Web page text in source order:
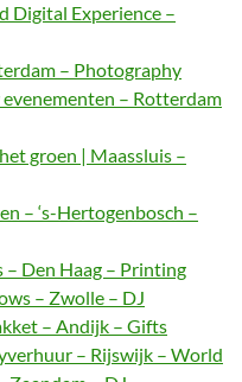
Digital Experience –
– Photography
– Rotterdam
groen | Maassluis –
– ‘s-Hertogenbosch –
– Den Haag – Printing
– Zwolle – DJ
– Andijk – Gifts
– Rijswijk – World